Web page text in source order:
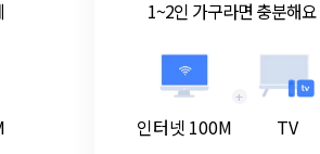
1~2인 가구라면 충분해요
인터넷 100M
+
TV